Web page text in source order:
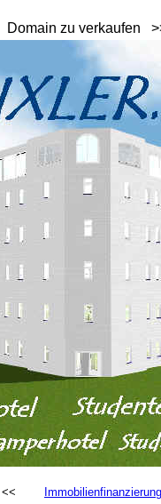
Domain zu verkaufen
<< Immobilienfinanzierung